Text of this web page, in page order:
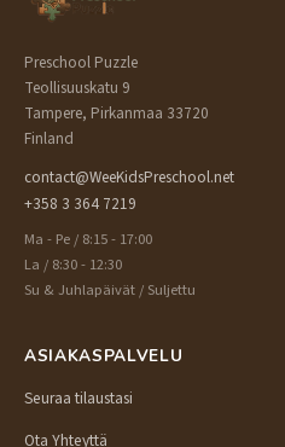
Preschool Puzzle
Teollisuuskatu 9
Tampere, Pirkanmaa 33720
Finland
contact@WeeKidsPreschool.net
+358 3 364 7219
Ma - Pe / 8:15 - 17:00
La / 8:30 - 12:30
Su & Juhlapäivät / Suljettu
ASIAKASPALVELU
Seuraa tilaustasi
Ota Yhteyttä